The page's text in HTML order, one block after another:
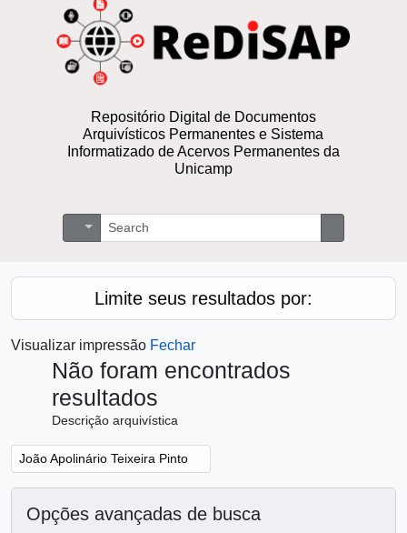
Repositório Digital de Documentos
Arquivísticos Permanentes e Sistema
Informatizado de Acervos Permanentes da
Unicamp
Buscar
Opções de busca
Limite seus resultados por:
Visualizar impressão Fechar
Não foram encontrados
resultados
Descrição arquivística
Remover filtro:
João Apolinário Teixeira Pinto
Opções avançadas de busca